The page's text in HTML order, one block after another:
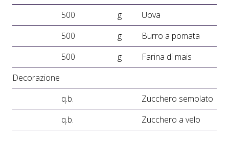
500
g
Uova
500
g
Burro a pomata
500
g
Farina di mais
Decorazione
q.b.
Zucchero semolato
q.b.
Zucchero a velo